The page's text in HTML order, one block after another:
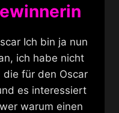
Ich bin ja nun
ich habe nicht
die für den Oscar
es interessiert
warum einen